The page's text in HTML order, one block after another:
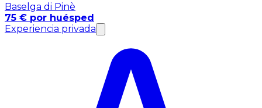
Baselga di Pinè
75 € por huésped
Experiencia privada